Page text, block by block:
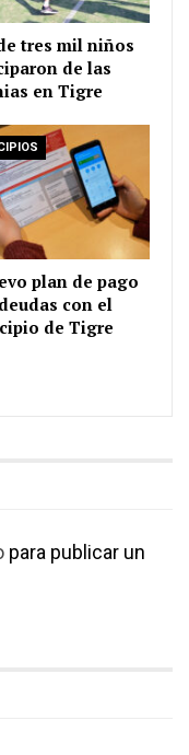
tres mil niños
de las
en Tigre
plan de pago
con el
de Tigre
para publicar un